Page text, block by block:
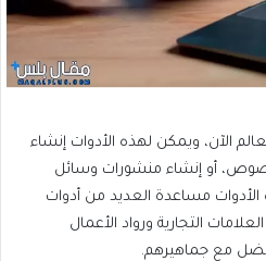
الآن، ويمكن لهذه الأدوات إنشاء
أو إنشاء منشورات وسائل
مساعدة العديد من أدوات
التجارية ورواد الأعمال
مع جماهيرهم.